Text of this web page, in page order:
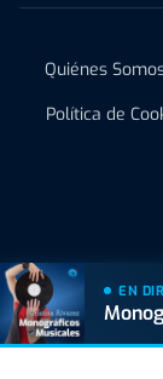
Quiénes
Política de
EN